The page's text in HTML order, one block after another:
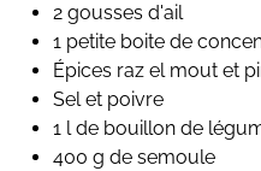
2 gousses d'ail
1 petite boite de
Épices raz el mout et
Sel et poivre
1 l de bouillon de
400 g de semoule